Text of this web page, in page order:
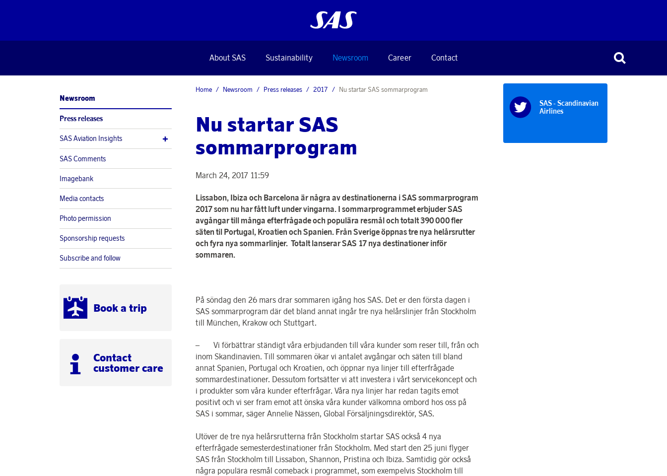
About SAS Sustainability Newsroom Career Contact
Newsroom
Press releases
SAS Aviation Insights
SAS Comments
Imagebank
Media contacts
Photo permission
Sponsorship requests
Subscribe and follow
Book a trip
Contact
customer care
Home Newsroom Press releases 2017 Nu startar SAS sommarprogram
Nu startar SAS
sommarprogram
March 24, 2017 11:59
Lissabon, Ibiza och Barcelona är några av destinationerna i SAS sommarprogram
2017 som nu har fått luft under vingarna. I sommarprogrammet erbjuder SAS
avgångar till många efterfrågade och populära resmål och totalt 390 000 fler
säten til Portugal, Kroatien och Spanien. Från Sverige öppnas tre nya helårsrutter
och fyra nya sommarlinjer. Totalt lanserar SAS 17 nya destinationer inför
sommaren.
På söndag den 26 mars drar sommaren igång hos SAS. Det er den första dagen i
SAS sommarprogram där det bland annat ingår tre nya helårslinjer från Stockholm
till München, Krakow och Stuttgart.
– Vi förbättrar ständigt våra erbjudanden till våra kunder som reser till, från och
inom Skandinavien. Till sommaren ökar vi antalet avgångar och säten till bland
annat Spanien, Portugal och Kroatien, och öppnar nya linjer till efterfrågade
sommardestinationer. Dessutom fortsätter vi att investera i vårt servicekoncept och
i produkter som våra kunder efterfrågar. Våra nya linjer har redan tagits emot
positivt och vi ser fram emot att önska våra kunder välkomna ombord hos oss på
SAS i sommar, säger Annelie Nässen, Global Försäljningsdirektör, SAS.
Utöver de tre nya helårsrutterna från Stockholm startar SAS också 4 nya
efterfrågade semesterdestinationer från Stockholm. Med start den 25 juni flyger
SAS från Stockholm till Lissabon, Shannon, Pristina och Ibiza. Samtidig gör också
några populära resmål comeback i programmet, som exempelvis Stockholm till
SAS - Scandinavian
Airlines